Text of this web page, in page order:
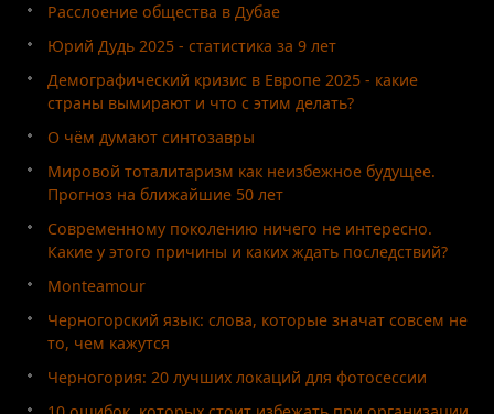
Расслоение общества в Дубае
Юрий Дудь 2025 - статистика за 9 лет
Демографический кризис в Европе 2025 - какие
страны вымирают и что с этим делать?
О чём думают синтозавры
Мировой тоталитаризм как неизбежное будущее.
Прогноз на ближайшие 50 лет
Современному поколению ничего не интересно.
Какие у этого причины и каких ждать последствий?
Monteamour
Черногорский язык: слова, которые значат совсем не
то, чем кажутся
Черногория: 20 лучших локаций для фотосессии